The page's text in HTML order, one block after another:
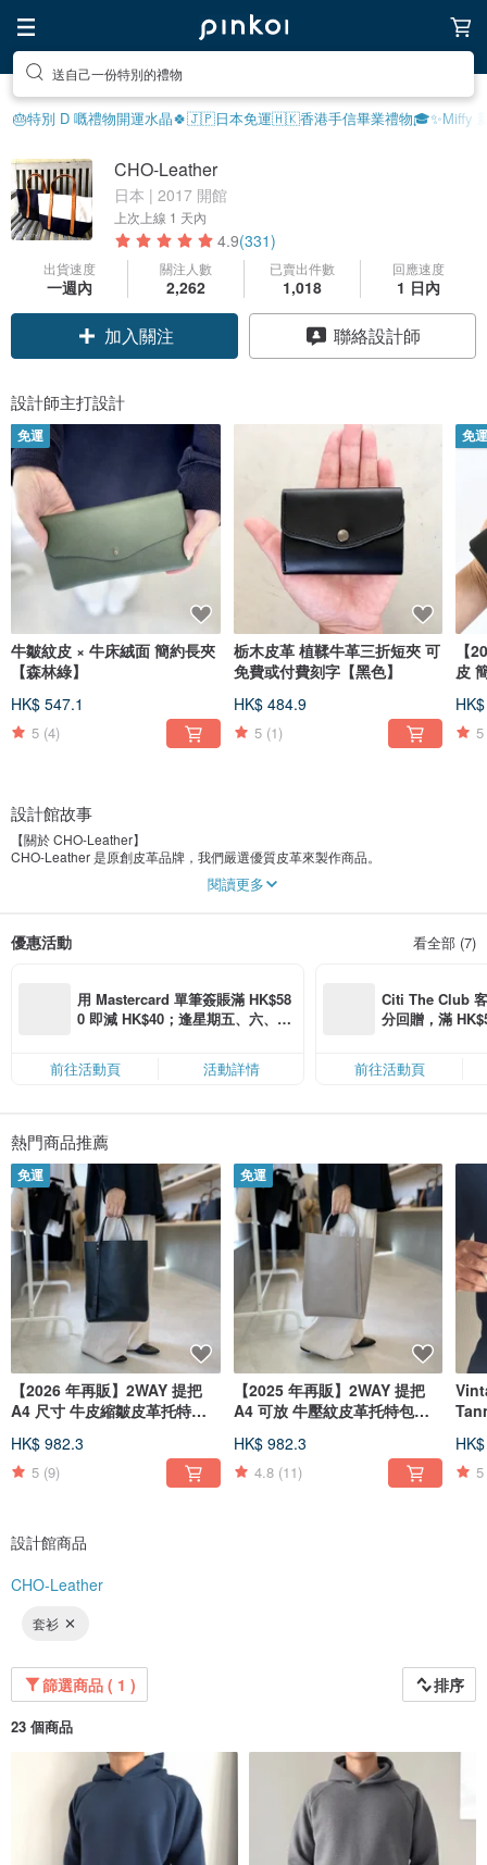
送自己一份特別的禮物
🎂特別 D 嘅禮物開運水晶🍀🇯🇵日本免運🇭🇰香港手信畢業禮物🎓✨Miffy
CHO-Leather
日本 | 2017 開館
上次上線 1 天內
4.9(331)
出貨速度
一週內
關注人數
2,262
已賣出件數
1,018
回應速度
1 日內
領優惠券
加入關注
聯絡設計師
設計師主打設計
免運
牛皺紋皮 × 牛床絨面 簡約長夾
【森林綠】
HK$ 547.1
5 (4)
栃木皮革 植鞣牛革三折短夾 可
免費或付費刻字【黑色】
HK$ 484.9
5 (1)
免
【
皮
5
設計館故事
【關於 CHO-Leather】
CHO-Leather 是原創皮革品牌，我們嚴選優質皮革來製作商品。
設計方面，我們致力於在簡約中，極致呈現曲線與直線的豐富表情。
此外，我們也積極嘗試異材質拼接，不僅是相容性高的棉、麻等天然素材，
我的正職是服飾的打版師。
從 2011 年開始接觸皮革工藝。
但實際動手後，才發現工具、工序、技巧等都完全不同。
服飾與皮革工藝各有優點，
希望大家都能享受布料與皮革各自獨特的溫暖。
我們會在 Instagram 發布商品影片、新款與折扣資訊。歡迎隨時追蹤我們喔^^
Instagram：cho_leather
您現在也可以在位於東京都狛江市的選物店『nero tokyo』購買 CHO-Leather 的
商品了。
歡迎您親自前往，實際觸摸我們的商品。
店內還有許多其他設計師的作品，歡迎您撥空前去逛逛。
Instagram：n_nero.tokyo
閱讀更多
優惠活動 看全部 (7)
用 Mastercard 單筆簽賬滿 HK$58
0 即減 HK$40；逢星期五、六、日
卡」結帳）
前往活動頁 活動詳情
Citi The Club
分回贈，滿
前往活動頁
熱門商品推薦
免運
【2026 年再販】2WAY 提把
A4 尺寸 牛皮縮皺皮革托特包
HK$ 982.3
5 (9)
免運
【2025 年再販】2WAY 提把
A4 可放 牛壓紋皮革托特包
HK$ 982.3
4.8 (11) 5
設計館商品
CHO-Leather
套衫
篩選商品 ( 1 ) 排序
23 個商品